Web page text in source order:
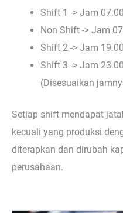
Shift 1 -> Jam
Non Shift -> Jam
Shift 2 -> Jam
Shift 3 -> Jam
(Disesuaikan
Setiap shift mendapat
kecuali yang produksi
diterapkan dan dirubah
perusahaan.